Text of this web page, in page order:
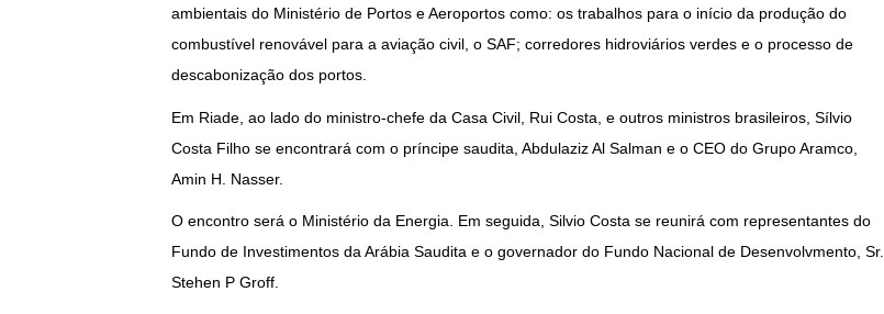
ambientais do Ministério de Portos e Aeroportos como: os trabalhos para o início da produção do
combustível renovável para a aviação civil, o SAF; corredores hidroviários verdes e o processo de
descabonização dos portos.
Em Riade, ao lado do ministro-chefe da Casa Civil, Rui Costa, e outros ministros brasileiros, Sílvio
Costa Filho se encontrará com o príncipe saudita, Abdulaziz Al Salman e o CEO do Grupo Aramco,
Amin H. Nasser.
O encontro será o Ministério da Energia. Em seguida, Silvio Costa se reunirá com representantes do
Fundo de Investimentos da Arábia Saudita e o governador do Fundo Nacional de Desenvolvmento, Sr.
Stehen P Groff.